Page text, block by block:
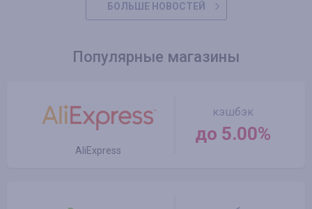
БОЛЬШЕ НОВОСТЕЙ
Популярные магазины
AliExpress
кэшбэк
до 5.00%